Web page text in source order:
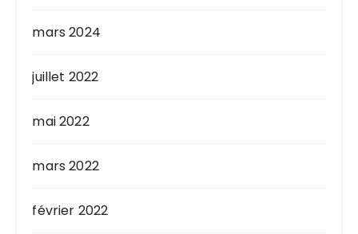
mars 2024
juillet 2022
mai 2022
mars 2022
février 2022